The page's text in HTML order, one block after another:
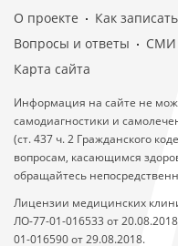
О проекте Как
Вопросы и ответы
СМИ
Карта сайта
Информация на сайте не
самодиагностики и
(ст. 437 ч. 2 Гражданского
вопросам, касающимся
обращайтесь
Лицензии медицинских
ЛО-77-01-016533 от
01-016590 от 29.08.2018.